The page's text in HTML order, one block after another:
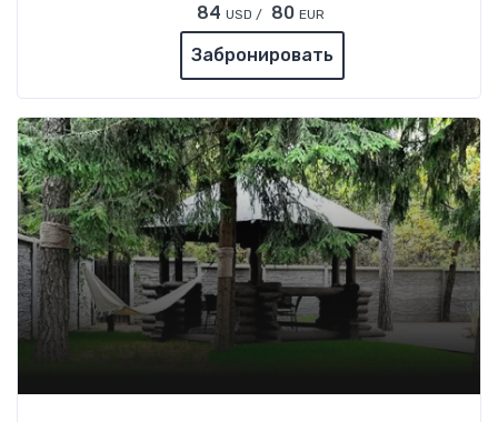
84 USD / 80 EUR
Забронировать